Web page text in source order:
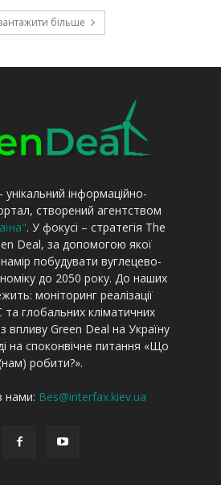
унікальний інформаційно-
створений агентством
. У фокусі – стратегія The
Deal, за допомогою якої
побудувати вуглецево-
до 2050 року. До наших
моніторинг реалізації
та глобальних кліматичних
впливу Green Deal на Україну
на споконвічне питання «Що
робити?».
нами: Bes@interfax.kiev.ua